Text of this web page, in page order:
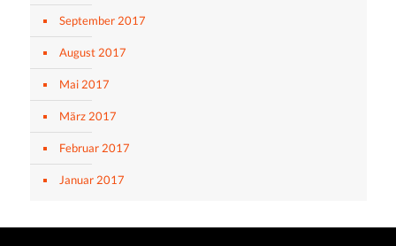
September 2017
August 2017
Mai 2017
März 2017
Februar 2017
Januar 2017